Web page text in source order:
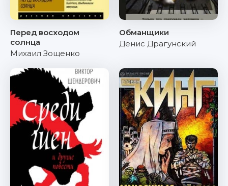
Перед восходом
солнца
Михаил Зощенко
Обманщики
Денис Драгунский